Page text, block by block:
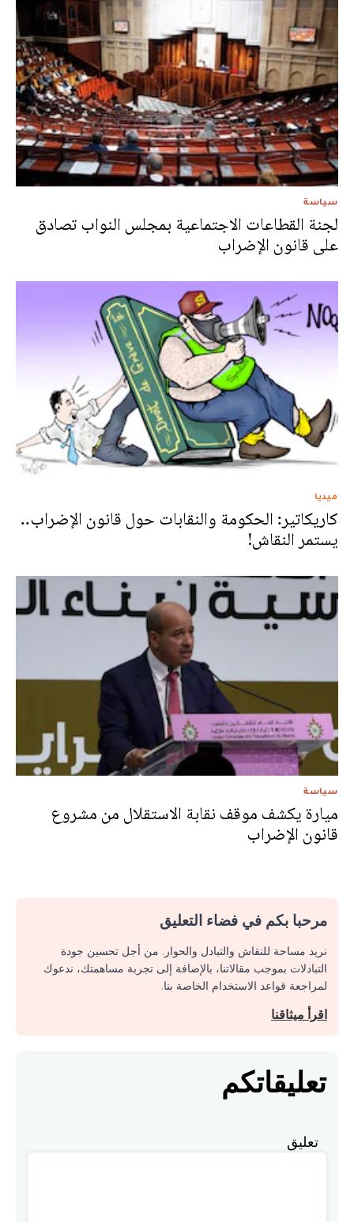
سياسة
لجنة القطاعات الاجتماعية بمجلس النواب تصادق
على قانون الإضراب
ميديا
كاريكاتير: الحكومة والنقابات حول قانون الإضراب..
يستمر النقاش!
سياسة
ميارة يكشف موقف نقابة الاستقلال من مشروع
قانون الإضراب
مرحبا بكم في فضاء التعليق
نريد مساحة للنقاش والتبادل والحوار. من أجل تحسين جودة
التبادلات بموجب مقالاتنا، بالإضافة إلى تجربة مساهمتك، ندعوك
لمراجعة قواعد الاستخدام الخاصة بنا.
اقرأ ميثاقنا
تعليقاتكم
تعليق